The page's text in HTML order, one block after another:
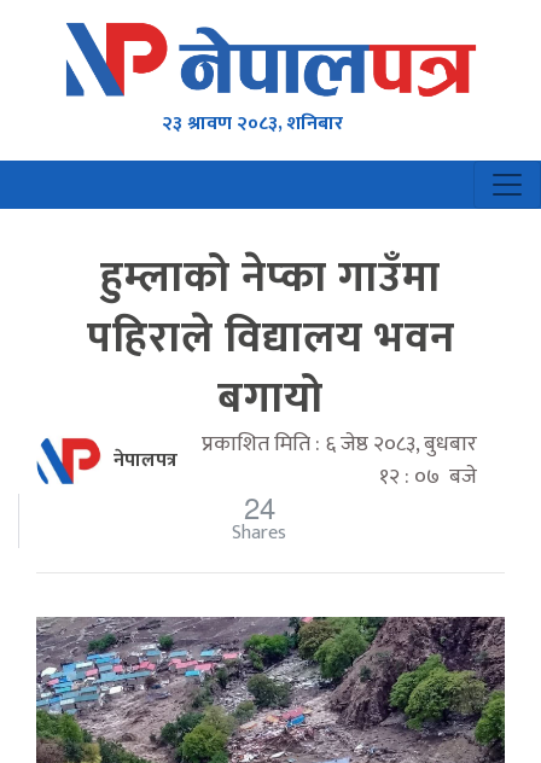
२३ श्रावण २०८३, शनिबार
हुम्लाको नेप्का गाउँमा
पहिराले विद्यालय भवन
बगायो
नेपालपत्र
प्रकाशित मिति : ६ जेष्ठ २०८३, बुधबार
१२ : ०७ बजे
24
Shares